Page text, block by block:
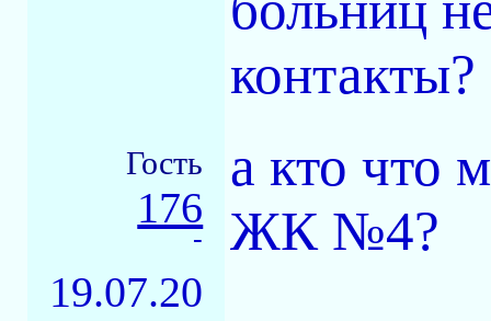
контакты?
Гость
176
-
19.07.20
а кто что
ЖК №4?